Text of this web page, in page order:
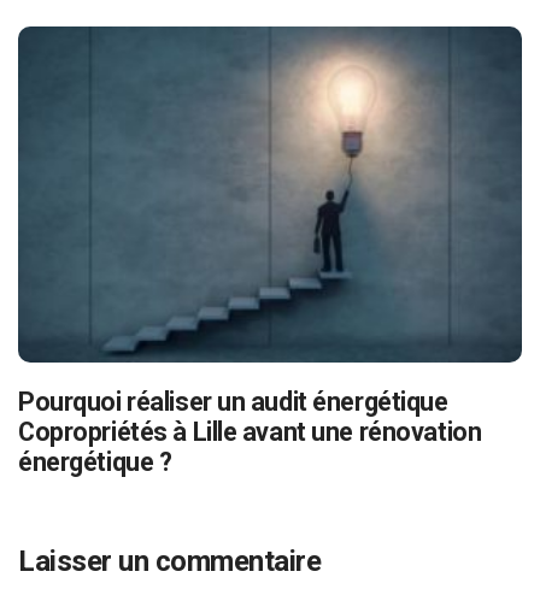
Pourquoi réaliser un audit énergétique
Copropriétés à Lille avant une rénovation
énergétique ?
Laisser un commentaire